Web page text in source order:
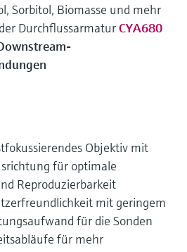
Sorbitol, Biomasse und mehr
DurchflussarmaturCYA680
Objektiv mit
für optimale
Reproduzierbarkeit
mit geringem
für die Sonden
für mehr